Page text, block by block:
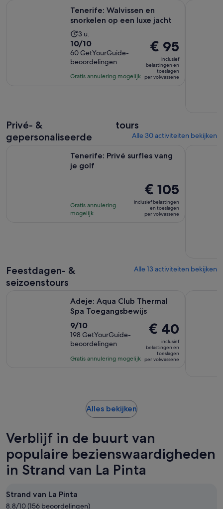
Tenerife: Walvissen en
snorkelen op een luxe jacht
De
activiteit
duurt
3
uur
3 u.
10.0
van
10
met
10/10
60 GetYourGuide-
beoordelingen
Gratis annulering mogelijk
De
prijs
is
€ 95
€ 95
inclusief
belastingen en
toeslagen
per volwassene
Privé- &
gepersonaliseerde
tours
Alle 30 activiteiten bekijken
Tenerife: Privé surfles vang
je golf
Gratis annulering
mogelijk
De
prijs
is
€ 105
€ 105
inclusief belastingen
en toeslagen
per volwassene
Feestdagen- &
seizoenstours
Alle 13 activiteiten bekijken
Adeje: Aqua Club Thermal
Spa Toegangsbewijs
9.0
van
10
met
9/10
198 GetYourGuide-
beoordelingen
Gratis annulering mogelijk
De
prijs
is
€ 40
€ 40
inclusief
belastingen en
toeslagen
per volwassene
Alles bekijkenOpent
tab
Verblijf in de buurt van
populaire bezienswaardigheden
in Strand van La Pinta
Strand van La Pinta
8.8/10 (156 beoordelingen)